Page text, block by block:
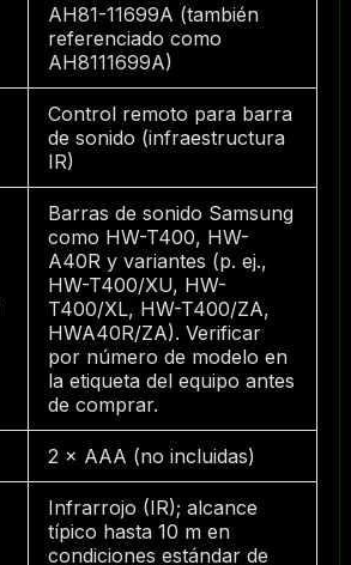
AH81-11699A (también
referenciado como
AH8111699A)
Control remoto para barra
de sonido (infraestructura
IR)
Barras de sonido Samsung
como HW-T400, HW-
A40R y variantes (p. ej.,
HW-T400/XU, HW-
T400/XL, HW-T400/ZA,
HWA40R/ZA). Verificar
por número de modelo en
la etiqueta del equipo antes
de comprar.
2 × AAA (no incluidas)
Infrarrojo (IR); alcance
típico hasta 10 m en
condiciones estándar de